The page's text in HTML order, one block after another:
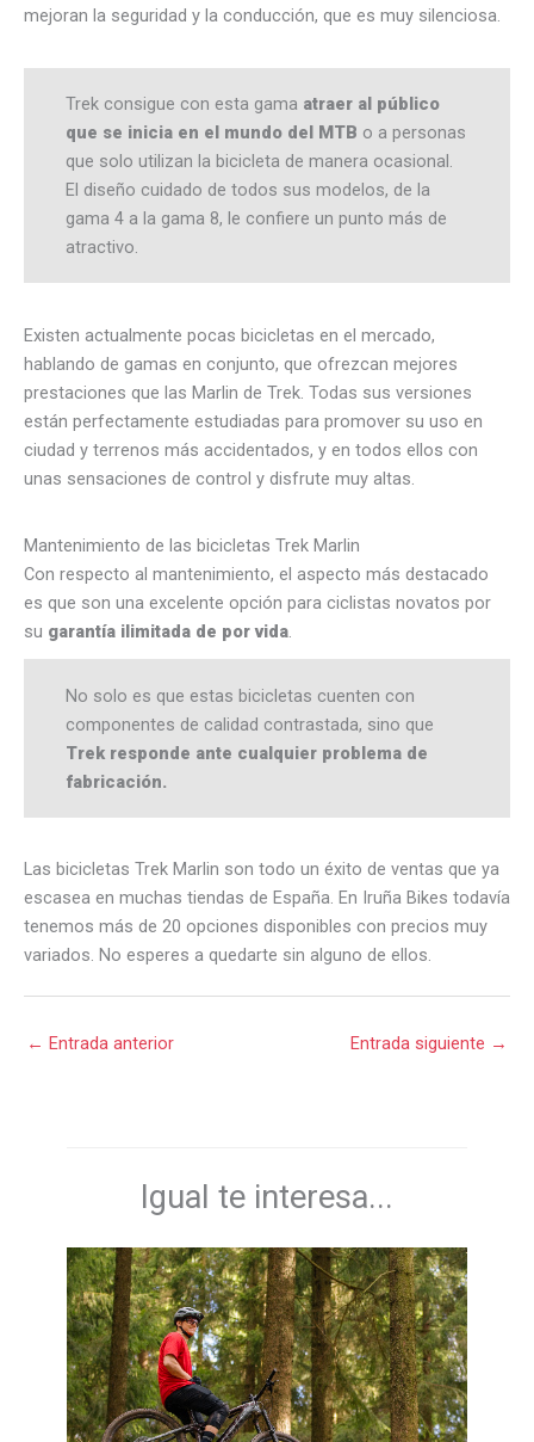
mejoran la seguridad y la conducción, que es muy silenciosa.
Trek consigue con esta gama atraer al público
que se inicia en el mundo del MTB o a personas
que solo utilizan la bicicleta de manera ocasional.
El diseño cuidado de todos sus modelos, de la
gama 4 a la gama 8, le confiere un punto más de
atractivo.
Existen actualmente pocas bicicletas en el mercado,
hablando de gamas en conjunto, que ofrezcan mejores
prestaciones que las Marlin de Trek. Todas sus versiones
están perfectamente estudiadas para promover su uso en
ciudad y terrenos más accidentados, y en todos ellos con
unas sensaciones de control y disfrute muy altas.
Mantenimiento de las bicicletas Trek Marlin
Con respecto al mantenimiento, el aspecto más destacado
es que son una excelente opción para ciclistas novatos por
su garantía ilimitada de por vida.
No solo es que estas bicicletas cuenten con
componentes de calidad contrastada, sino que
Trek responde ante cualquier problema de
fabricación.
Las bicicletas Trek Marlin son todo un éxito de ventas que ya
escasea en muchas tiendas de España. En Iruña Bikes todavía
tenemos más de 20 opciones disponibles con precios muy
variados. No esperes a quedarte sin alguno de ellos.
← Entrada anterior Entrada siguiente →
Igual te interesa...